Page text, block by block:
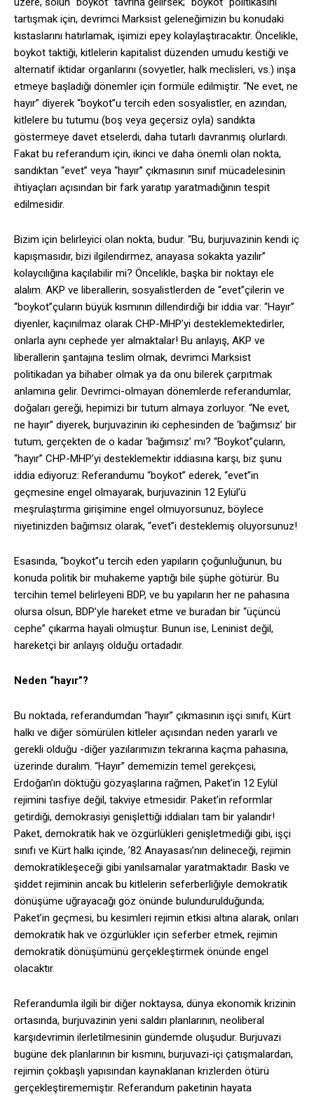
tartışmak için, devrimci Marksist geleneğimizin bu konudaki
kıstaslarını hatırlamak, işimizi epey kolaylaştıracaktır. Öncelikle,
boykot taktiği, kitlelerin kapitalist düzenden umudu kestiği ve
alternatif iktidar organlarını (sovyetler, halk meclisleri, vs.) inşa
etmeye başladığı dönemler için formüle edilmiştir. “Ne evet, ne
hayır” diyerek “boykot”u tercih eden sosyalistler, en azından,
kitlelere bu tutumu (boş veya geçersiz oyla) sandıkta
göstermeye davet etselerdi, daha tutarlı davranmış olurlardı.
Fakat bu referandum için, ikinci ve daha önemli olan nokta,
sandıktan “evet” veya “hayır” çıkmasının sınıf mücadelesinin
ihtiyaçları açısından bir fark yaratıp yaratmadığının tespit
edilmesidir.
Bizim için belirleyici olan nokta, budur. “Bu, burjuvazinin kendi iç
kapışmasıdır, bizi ilgilendirmez, anayasa sokakta yazılır”
kolaycılığına kaçılabilir mi? Öncelikle, başka bir noktayı ele
alalım. AKP ve liberallerin, sosyalistlerden de “evet”çilerin ve
“boykot”çuların büyük kısmının dillendirdiği bir iddia var: “Hayır”
diyenler, kaçınılmaz olarak CHP-MHP’yi desteklemektedirler,
onlarla aynı cephede yer almaktalar! Bu anlayış, AKP ve
liberallerin şantajına teslim olmak, devrimci Marksist
politikadan ya bihaber olmak ya da onu bilerek çarpıtmak
anlamına gelir. Devrimci-olmayan dönemlerde referandumlar,
doğaları gereği, hepimizi bir tutum almaya zorluyor. “Ne evet,
ne hayır” diyerek, burjuvazinin iki cephesinden de ‘bağımsız’ bir
tutum, gerçekten de o kadar ‘bağımsız’ mı? “Boykot”çuların,
“hayır” CHP-MHP’yi desteklemektir iddiasına karşı, biz şunu
iddia ediyoruz: Referandumu “boykot” ederek, “evet”in
geçmesine engel olmayarak, burjuvazinin 12 Eylül’ü
meşrulaştırma girişimine engel olmuyorsunuz, böylece
niyetinizden bağımsız olarak, “evet”i desteklemiş oluyorsunuz!
Esasında, “boykot”u tercih eden yapıların çoğunluğunun, bu
konuda politik bir muhakeme yaptığı bile şüphe götürür. Bu
tercihin temel belirleyeni BDP, ve bu yapıların her ne pahasına
olursa olsun, BDP’yle hareket etme ve buradan bir “üçüncü
cephe” çıkarma hayali olmuştur. Bunun ise, Leninist değil,
hareketçi bir anlayış olduğu ortadadır.
Neden “hayır”?
Bu noktada, referandumdan “hayır” çıkmasının işçi sınıfı, Kürt
halkı ve diğer sömürülen kitleler açısından neden yararlı ve
gerekli olduğu -diğer yazılarımızın tekrarına kaçma pahasına,
üzerinde duralım. “Hayır” dememizin temel gerekçesi,
Erdoğan’ın döktüğü gözyaşlarına rağmen, Paket’in 12 Eylül
rejimini tasfiye değil, takviye etmesidir. Paket’in reformlar
getirdiği, demokrasiyi genişlettiği iddiaları tam bir yalandır!
Paket, demokratik hak ve özgürlükleri genişletmediği gibi, işçi
sınıfı ve Kürt halkı içinde, ’82 Anayasası’nın delineceği, rejimin
demokratikleşeceği gibi yanılsamalar yaratmaktadır. Baskı ve
şiddet rejiminin ancak bu kitlelerin seferberliğiyle demokratik
dönüşüme uğrayacağı göz önünde bulundurulduğunda;
Paket’in geçmesi, bu kesimleri rejimin etkisi altına alarak, onları
demokratik hak ve özgürlükler için seferber etmek, rejimin
demokratik dönüşümünü gerçekleştirmek önünde engel
olacaktır.
Referandumla ilgili bir diğer noktaysa, dünya ekonomik krizinin
ortasında, burjuvazinin yeni saldırı planlarının, neoliberal
karşıdevrimin ilerletilmesinin gündemde oluşudur. Burjuvazi
bugüne dek planlarının bir kısmını, burjuvazi-içi çatışmalardan,
rejimin çokbaşlı yapısından kaynaklanan krizlerden ötürü
gerçekleştirememiştir. Referandum paketinin hayata